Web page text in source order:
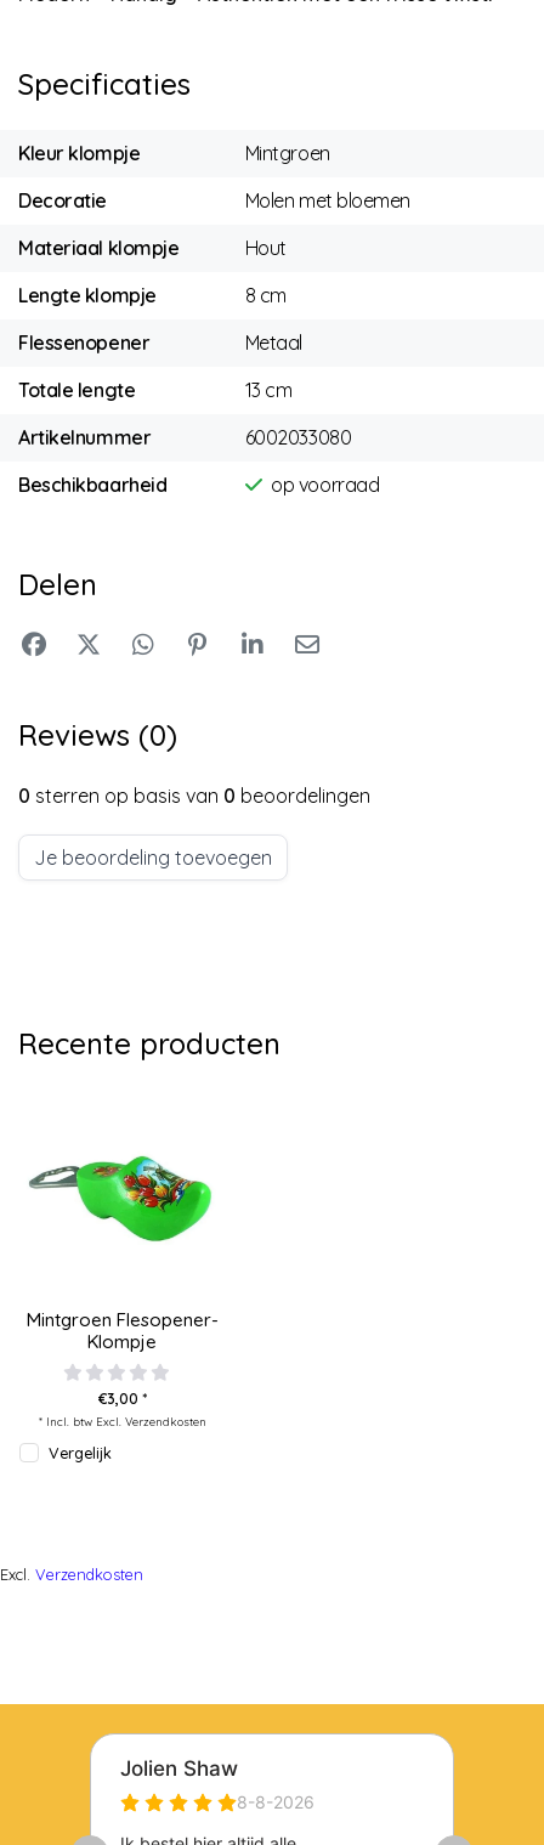
Specificaties
Kleur klompje
Mintgroen
Decoratie
Molen met bloemen
Materiaal klompje
Hout
Lengte klompje
8 cm
Flessenopener
Metaal
Totale lengte
13 cm
Artikelnummer
6002033080
Beschikbaarheid
op voorraad
Delen
Reviews (0)
0 sterren op basis van 0 beoordelingen
Je beoordeling toevoegen
Recente producten
Mintgroen Flesopener-
Klompje
€3,00 *
* Incl. btw Excl. Verzendkosten
Vergelijk
Excl. Verzendkosten